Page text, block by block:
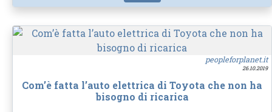
peopleforplanet.it
26.10.2019
Com’è fatta l’auto elettrica di Toyota che non ha
bisogno di ricarica